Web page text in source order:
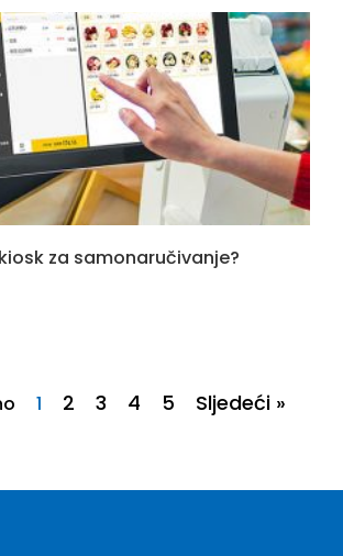
za samonaručivanje?
1 2 3 4 5 Sljedeći »